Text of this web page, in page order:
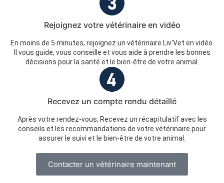
Rejoignez votre vétérinaire en vidéo
En moins de 5 minutes, rejoignez un vétérinaire Liv'Vet en vidéo.
Il vous guide, vous conseille et vous aide à prendre les bonnes
décisions pour la santé et le bien-être de votre animal.
Recevez un compte rendu détaillé
Après votre rendez-vous, Recevez un récapitulatif avec les
conseils et les recommandations de votre vétérinaire pour
assurer le suivi et le bien-être de votre animal.
Contacter un vétérinaire maintenant